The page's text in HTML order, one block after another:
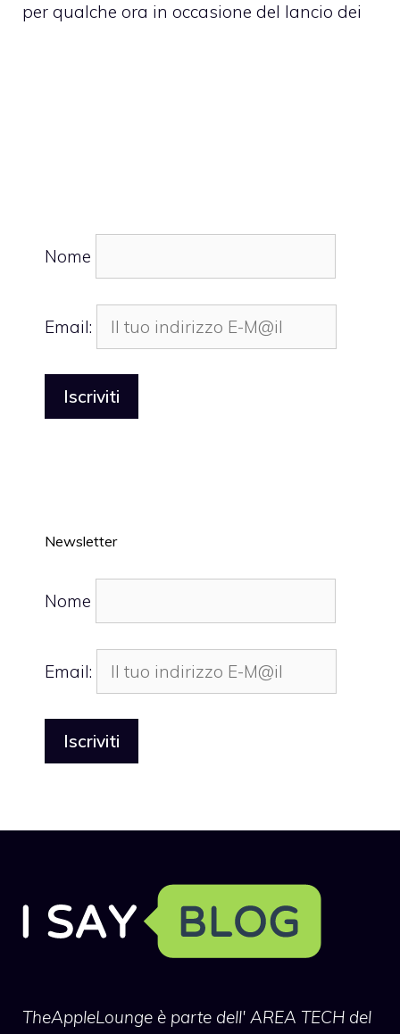
per qualche ora in occasione del lancio dei
Nome
Email:
Newsletter
Nome
Email:
TheAppleLounge è parte dell' AREA TECH del